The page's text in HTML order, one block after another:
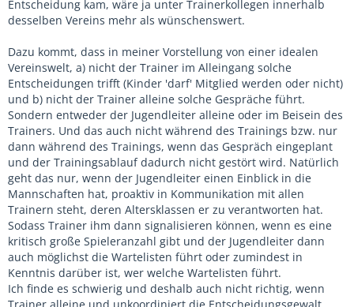
Entscheidung kam, wäre ja unter Trainerkollegen innerhalb
desselben Vereins mehr als wünschenswert.
Dazu kommt, dass in meiner Vorstellung von einer idealen
Vereinswelt, a) nicht der Trainer im Alleingang solche
Entscheidungen trifft (Kinder 'darf' Mitglied werden oder nicht)
und b) nicht der Trainer alleine solche Gespräche führt.
Sondern entweder der Jugendleiter alleine oder im Beisein des
Trainers. Und das auch nicht während des Trainings bzw. nur
dann während des Trainings, wenn das Gespräch eingeplant
und der Trainingsablauf dadurch nicht gestört wird. Natürlich
geht das nur, wenn der Jugendleiter einen Einblick in die
Mannschaften hat, proaktiv in Kommunikation mit allen
Trainern steht, deren Altersklassen er zu verantworten hat.
Sodass Trainer ihm dann signalisieren können, wenn es eine
kritisch große Spieleranzahl gibt und der Jugendleiter dann
auch möglichst die Wartelisten führt oder zumindest in
Kenntnis darüber ist, wer welche Wartelisten führt.
Ich finde es schwierig und deshalb auch nicht richtig, wenn
Trainer alleine und unkoordiniert die Entscheidungsgewalt